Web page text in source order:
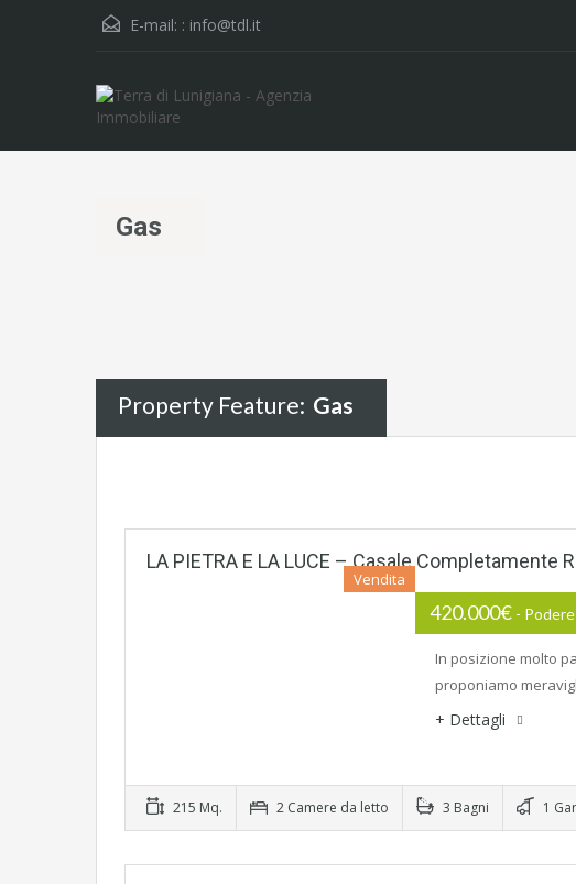
E-mail: : info@tdl.it
Gas
Property Feature: Gas
LA PIETRA E LA LUCE – Casale Completamente
Vendita
420.000€ -
In posizione molto
proponiamo
+ Dettagli
215 Mq. 2 Camere da letto 3 Bagni 1